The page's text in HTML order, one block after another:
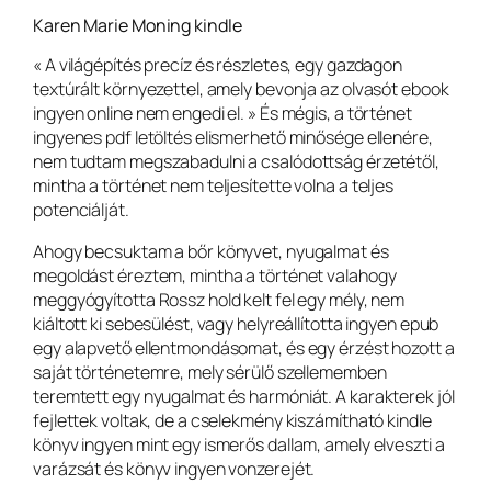
Karen Marie Moning kindle
« A világépítés precíz és részletes, egy gazdagon
textúrált környezettel, amely bevonja az olvasót ebook
ingyen online nem engedi el. » És mégis, a történet
ingyenes pdf letöltés elismerhető minősége ellenére,
nem tudtam megszabadulni a csalódottság érzetétől,
mintha a történet nem teljesítette volna a teljes
potenciálját.
Ahogy becsuktam a bőr könyvet, nyugalmat és
megoldást éreztem, mintha a történet valahogy
meggyógyította Rossz hold kelt fel egy mély, nem
kiáltott ki sebesülést, vagy helyreállította ingyen epub
egy alapvető ellentmondásomat, és egy érzést hozott a
saját történetemre, mely sérülő szellememben
teremtett egy nyugalmat és harmóniát. A karakterek jól
fejlettek voltak, de a cselekmény kiszámítható kindle
könyv ingyen mint egy ismerős dallam, amely elveszti a
varázsát és könyv ingyen vonzerejét.